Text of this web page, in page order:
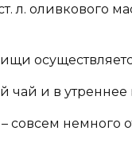
л. оливкового
и в утреннее
совсем немного